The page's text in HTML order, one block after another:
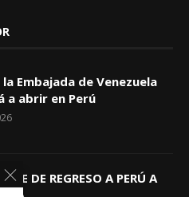
la Embajada de Venezuela
a abrir en Perú
DE REGRESO A PERÚ A